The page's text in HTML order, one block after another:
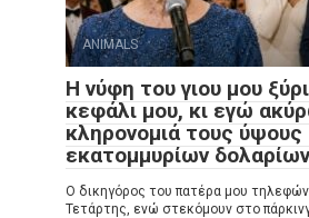
ANIMALS
Η νύφη του γιου μου
κεφάλι μου, κι εγώ
κληρονομιά τους ύψους
εκατομμυρίων δολαρίων
Ο δικηγόρος του πατέρα μου
Τετάρτης, ενώ στεκόμουν στο